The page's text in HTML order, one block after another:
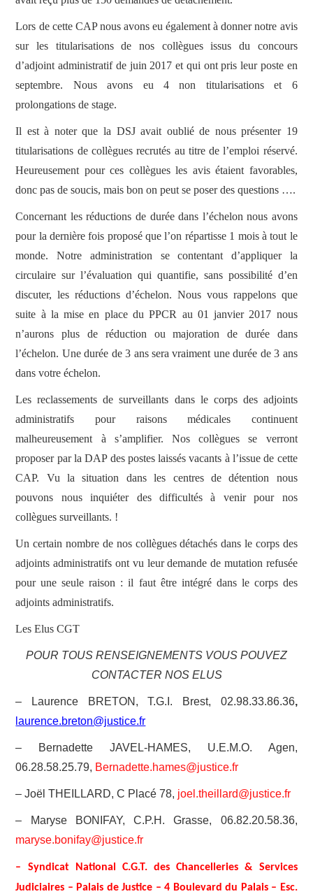
Lors de cette CAP nous avons eu également à donner notre avis
sur les titularisations de nos collègues issus du concours
d’adjoint administratif de juin 2017 et qui ont pris leur poste en
septembre. Nous avons eu 4 non titularisations et 6
prolongations de stage.
Il est à noter que la DSJ avait oublié de nous présenter 19
titularisations de collègues recrutés au titre de l’emploi réservé.
Heureusement pour ces collègues les avis étaient favorables,
donc pas de soucis, mais bon on peut se poser des questions ….
Concernant les réductions de durée dans l’échelon nous avons
pour la dernière fois proposé que l’on répartisse 1 mois à tout le
monde. Notre administration se contentant d’appliquer la
circulaire sur l’évaluation qui quantifie, sans possibilité d’en
discuter, les réductions d’échelon. Nous vous rappelons que
suite à la mise en place du PPCR au 01 janvier 2017 nous
n’aurons plus de réduction ou majoration de durée dans
l’échelon. Une durée de 3 ans sera vraiment une durée de 3 ans
dans votre échelon.
Les reclassements de surveillants dans le corps des adjoints
administratifs pour raisons médicales continuent
malheureusement à s’amplifier. Nos collègues se verront
proposer par la DAP des postes laissés vacants à l’issue de cette
CAP. Vu la situation dans les centres de détention nous
pouvons nous inquiéter des difficultés à venir pour nos
collègues surveillants. !
Un certain nombre de nos collègues détachés dans le corps des
adjoints administratifs ont vu leur demande de mutation refusée
pour une seule raison : il faut être intégré dans le corps des
adjoints administratifs.
Les Elus CGT
POUR TOUS RENSEIGNEMENTS VOUS POUVEZ
CONTACTER NOS ELUS
– Laurence BRETON, T.G.I. Brest, 02.98.33.86.36,
laurence.breton@justice.fr
– Bernadette JAVEL-HAMES, U.E.M.O. Agen,
06.28.58.25.79, Bernadette.hames@justice.fr
– Joël THEILLARD, C Placé 78, joel.theillard@justice.fr
– Maryse BONIFAY, C.P.H. Grasse, 06.82.20.58.36,
maryse.bonifay@justice.fr
– Syndicat National C.G.T. des Chancelleries & Services
Judiciaires – Palais de Justice – 4 Boulevard du Palais – Esc.